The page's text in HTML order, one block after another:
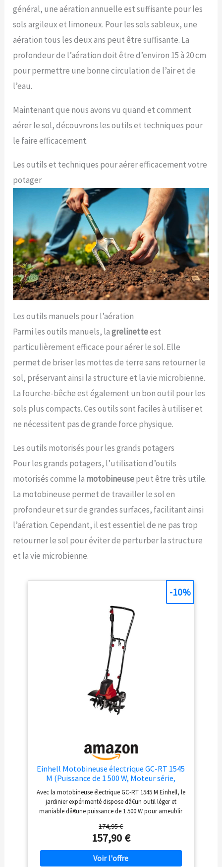
général, une aération annuelle est suffisante pour les
sols argileux et limoneux. Pour les sols sableux, une
aération tous les deux ans peut être suffisante. La
profondeur de l’aération doit être d’environ 15 à 20 cm
pour permettre une bonne circulation de l’air et de
l’eau.
Maintenant que nous avons vu quand et comment
aérer le sol, découvrons les outils et techniques pour
le faire efficacement.
Les outils et techniques pour aérer efficacement votre
potager
Les outils manuels pour l’aération
Parmi les outils manuels, lagrelinetteest
particulièrement efficace pour aérer le sol. Elle
permet de briser les mottes de terre sans retourner le
sol, préservant ainsi la structure et la vie microbienne.
La fourche-bêche est également un bon outil pour les
sols plus compacts. Ces outils sont faciles à utiliser et
ne nécessitent pas de grande force physique.
Les outils motorisés pour les grands potagers
Pour les grands potagers, l’utilisation d’outils
motorisés comme la motobineusepeut être très utile.
La motobineuse permet de travailler le sol en
profondeur et sur de grandes surfaces, facilitant ainsi
l’aération. Cependant, il est essentiel de ne pas trop
retourner le sol pour éviter de perturber la structure
et la vie microbienne.
Einhell Motobineuse électrique GC-RT 1545
M (Puissance de 1 500 W, Moteur série,
Interrupteur de sécurité 2 Points,
débrayage Anti-Surcharge, Guidon
Repliable, Fraises de binage Robustes)
Avec la motobineuse électrique GC-RT 1545 M Einhell, le
jardinier expérimenté dispose dâ€un outil léger et
maniable dâ€une puissance de 1 500 W pour ameublir
un puissant moteur série, et les six fraises de binage
robustes travaillent efficacement la terre jusquâ€à 220
mm de profondeur, même dans des sols secs, durs et
rocailleux La motobineuse est équipée dâ€un
174,95 €
157,90 €
-10%